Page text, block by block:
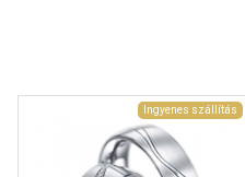
Ingyenes szállítás